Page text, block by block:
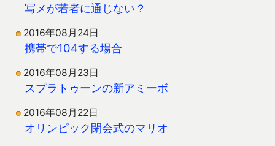
写メが若者に通じない？
2016年08月24日
携帯で104する場合
2016年08月23日
スプラトゥーンの新アミーボ
2016年08月22日
オリンピック閉会式のマリオ